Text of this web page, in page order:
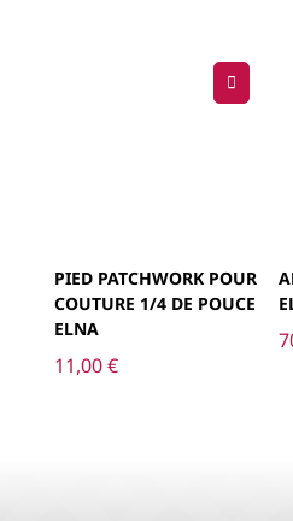
PIED PATCHWORK POUR
COUTURE 1/4 DE POUCE
ELNA
11,00€